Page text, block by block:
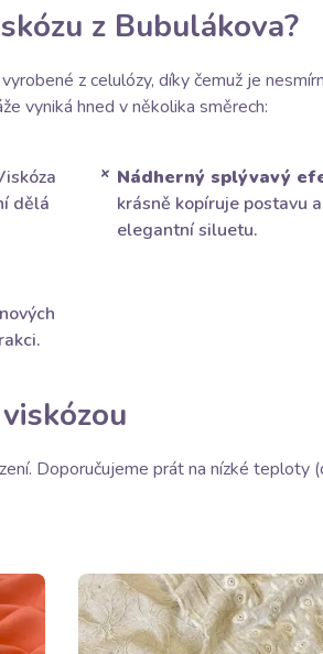
z Bubulákova?
z celulózy, díky čemuž je
vyniká hned v několika směrech:
dělá
Nádherný splývavý
krásně kopíruje postavu
elegantní siluetu.
Doporučujeme prát na nízké teploty